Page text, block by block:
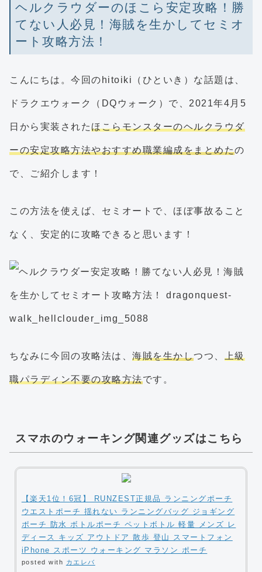
ヘルクラウダーのほこら安定攻略！勝
てない人必見！海賊を生かしてセミオ
ート攻略方法！
こんにちは。今回のhitoiki（ひといき）な話題は、
ドラクエウォーク（DQウォーク）で、2021年4月5
日から実装されたほこらモンスターのヘルクラウダ
ーの安定攻略方法やおすすめ職業編成をまとめたの
で、ご紹介します！
この方法を使えば、セミオートで、ほぼ事故ること
なく、安定的に攻略できると思います！
ちなみに今回の攻略法は、 海賊を生かしつつ、 上級
職パラディン不要の攻略方法です。
スマホのウォーキング関連グッズはこちら
【楽天1位！6冠】 RUNZEST正規品 ランニングポーチ
ウエストポーチ 揺れない ランニングバッグ ジョギング
ポーチ 防水 ボトルポーチ ペットボトル 軽量 メンズ レ
ディース キッズ アウトドア 散歩 登山 スマートフォン
iPhone スポーツ ウォーキング マラソン ポーチ
posted with カエレバ